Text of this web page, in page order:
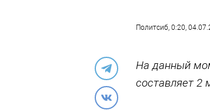
Политсиб, 0:20,
На данный
составляет 2